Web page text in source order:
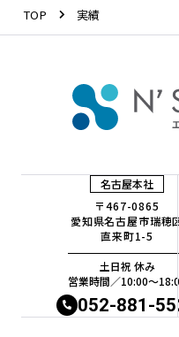
TOP 実績
名古屋本社
〒467-0865
愛知県名古屋市瑞穂
直来町1-5
土日祝 休み
営業時間／10:00〜
052-881-